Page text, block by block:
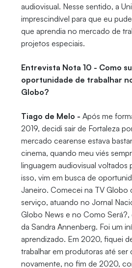
audiovisual. Nesse sentido, a
imprescindível para que eu
que aprendia no mercado de
projetos especiais.
Entrevista Nota 10 - Como
oportunidade de trabalhar
Globo?
Tiago de Melo - Após me
2019, decidi sair de Fortaleza
mercado cearense estava
cinema, quando meu viés
linguagem audiovisual voltados
isso, vim em busca de
Janeiro. Comecei na TV Globo
serviço, atuando no Jornal
Globo News e no Como Será?,
da Sandra Annenberg. Foi um
aprendizado. Em 2020, fiquei
trabalhar em produtoras até ser
novamente, no fim de 2020,